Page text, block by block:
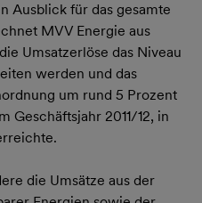
Ausblick für das gesamte
MVV Energie aus
Umsatzerlöse das Niveau
werden und das
um rund 5 Prozent
Geschäftsjahr 2011/12, in
die Umsätze aus der